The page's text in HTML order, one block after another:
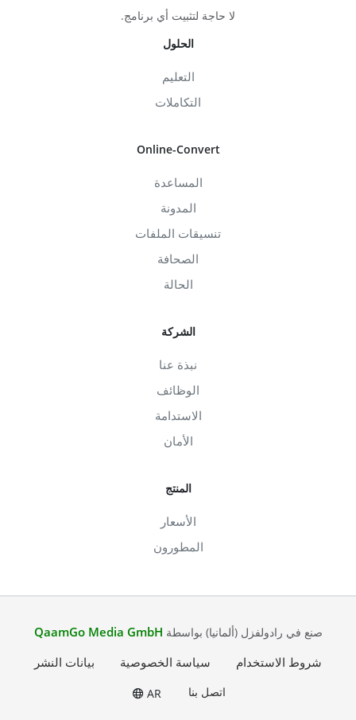
لا حاجة لتثبيت أي برنامج.
الحلول
التعليم
التكاملات
Online-Convert
المساعدة
المدونة
تنسيقات الملفات
الصحافة
الحالة
الشركة
نبذة عنا
الوظائف
الاستدامة
الأمان
المنتج
الأسعار
المطورون
صنع في رادولفزل (ألمانيا) بواسطة QaamGo Media GmbH
شروط الاستخدام
سياسة الخصوصية بيانات النشر
اتصل بنا AR